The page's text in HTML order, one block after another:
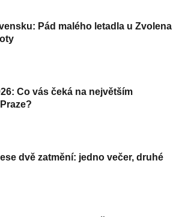
Pád malého letadla u Zvolena
Co vás čeká na největším
dvě zatmění: jedno večer, druhé